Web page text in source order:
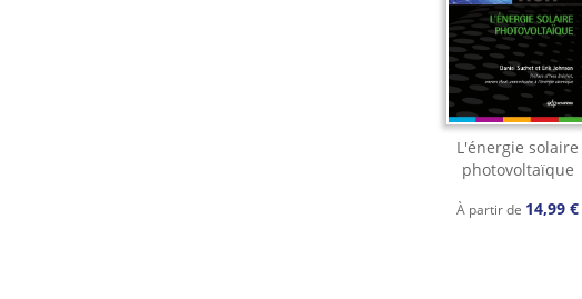
L'énergie solaire
photovoltaïque
À partir de 14,99 €